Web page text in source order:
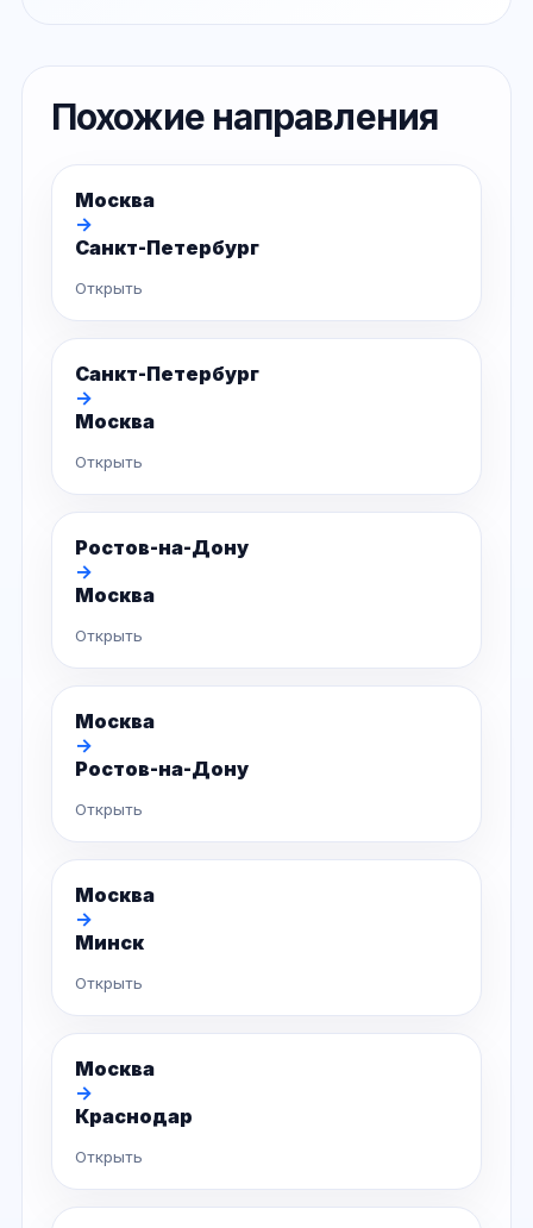
Похожие направления
Москва
→
Санкт-Петербург
Открыть
Санкт-Петербург
→
Москва
Открыть
Ростов-на-Дону
→
Москва
Открыть
Москва
→
Ростов-на-Дону
Открыть
Москва
→
Минск
Открыть
Москва
→
Краснодар
Открыть